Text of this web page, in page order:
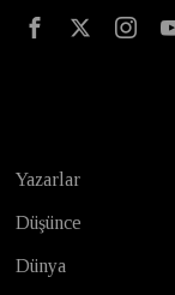
Yazarlar
Düşünce
Dünya